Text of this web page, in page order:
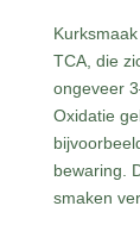
TCA, die
ongeveer
Oxidatie
bewaring.
smaken